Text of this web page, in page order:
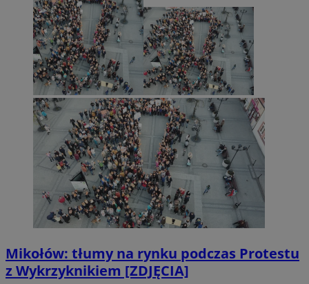
Mikołów: tłumy na rynku podczas Protestu
z Wykrzyknikiem [ZDJĘCIA]